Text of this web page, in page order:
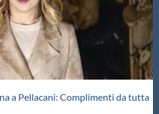
a Pellacani: Complimenti da tutta